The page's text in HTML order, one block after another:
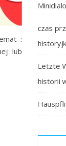
:
lub
czas
Letzte
historii